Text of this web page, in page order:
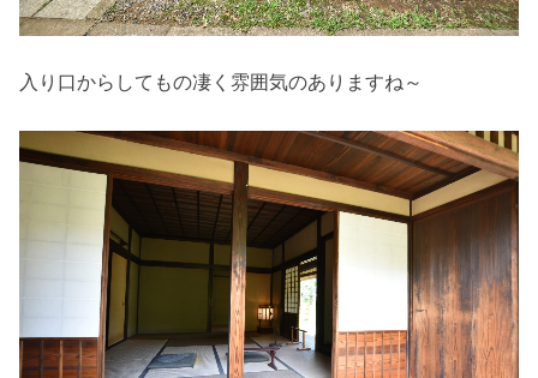
入り口からしてもの凄く雰囲気のありますね～